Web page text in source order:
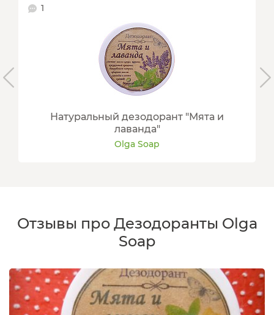
1
Натуральный дезодорант "Мята и
лаванда"
Olga Soap
Отзывы про Дезодоранты Olga
Soap